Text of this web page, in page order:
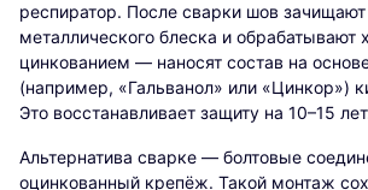
респиратор. После сварки шов
металлического блеска и обрабатывают
цинкованием — наносят состав на
(например, «Гальванол» или «Цинкор»)
Это восстанавливает защиту на 10–15
Альтернатива сварке — болтовые
оцинкованный крепёж. Такой монтаж